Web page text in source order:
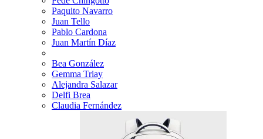
Paquito Navarro
Juan Tello
Pablo Cardona
Juan Martín Díaz
Bea González
Gemma Triay
Alejandra Salazar
Delfi Brea
Claudia Fernández